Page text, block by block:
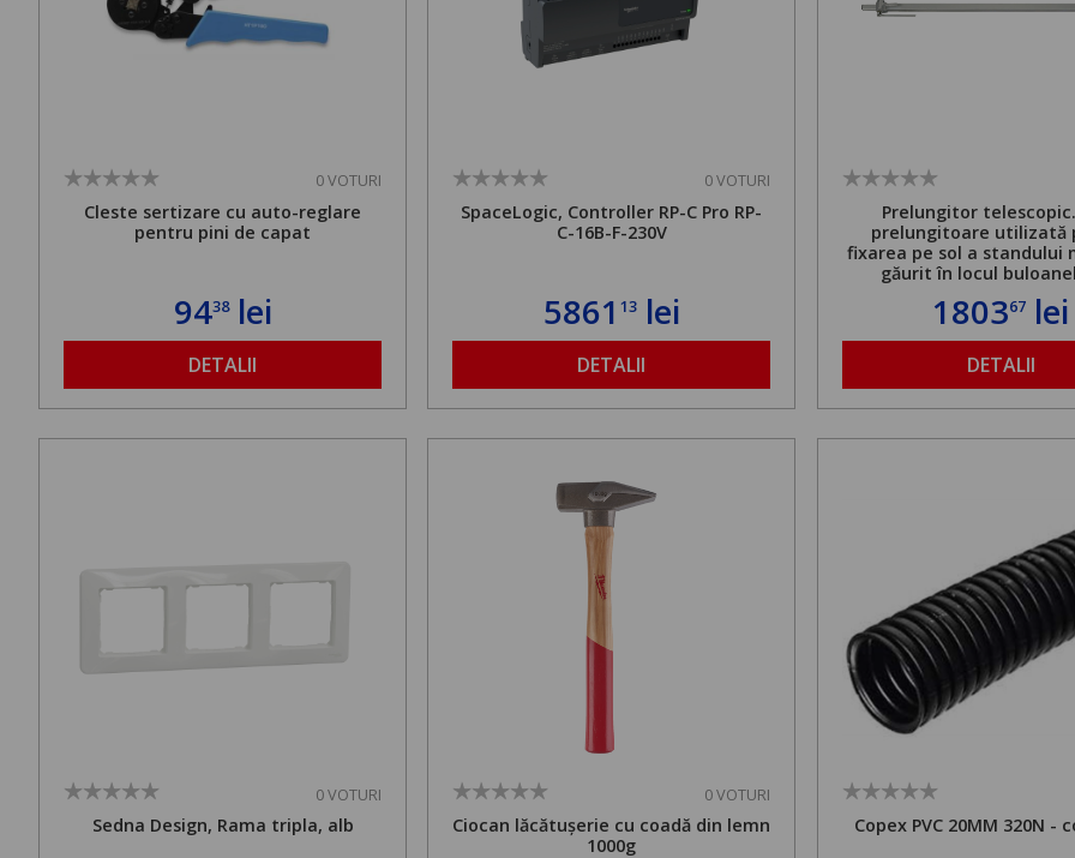
0 VOTURI
Cleste sertizare cu auto-reglare
pentru pini de capat
9438lei
DETALII
0 VOTURI
SpaceLogic, Controller RP-C Pro RP-
C-16B-F-230V
5861 13lei
DETALII
Prelungitor
prelungitoare utilizată
fixarea pe sol a standului
găurit în locul
de 500 kg și înălțime
180367 lei
DETALII
0 VOTURI
Sedna Design, Rama tripla, alb
0 VOTURI
Ciocan lăcătușerie cu coadă din lemn
1000g
Copex PVC 20MM 320N -